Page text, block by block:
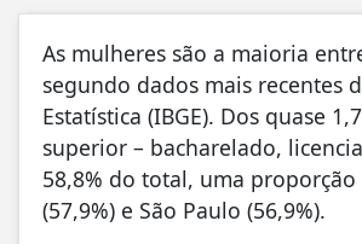
As mulheres são a maioria
segundo dados mais recentes
Estatística (IBGE). Dos quase
superior – bacharelado,
58,8% do total, uma
(57,9%) e São Paulo (56,9%).